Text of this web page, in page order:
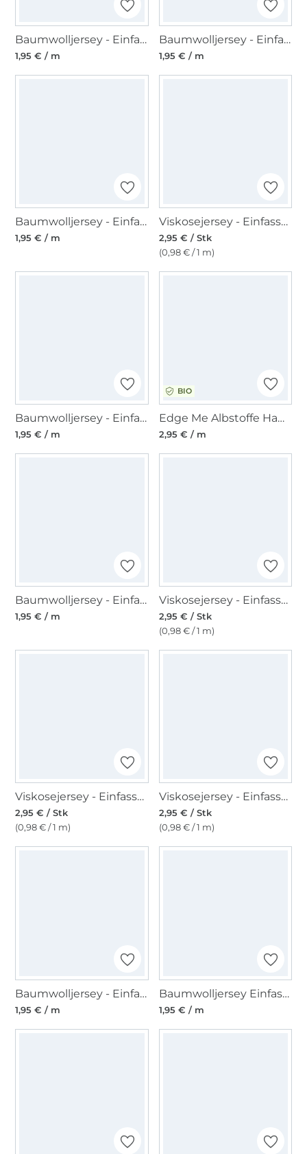
Baumwolljersey - Einfassband quer, oliv
1,95 € / m
Baumwolljersey - Einfassband quer, gelb
1,95 € / m
Baumwolljersey - Einfassband quer, petrol
1,95 € / m
Viskosejersey - Einfassband 3m, anthrazit
2,95 € / Stk
(0,98 € / 1 m)
Baumwolljersey - Einfassband quer, sand
1,95 € / m
BIO
Edge Me Albstoffe Hamburger Liebe Einfassband, wollweiss
2,95 € / m
Baumwolljersey - Einfassband quer, dunkelblau
1,95 € / m
Viskosejersey - Einfassband 3m, blasslila
2,95 € / Stk
(0,98 € / 1 m)
Viskosejersey - Einfassband 3m, olivgrün
2,95 € / Stk
(0,98 € / 1 m)
Viskosejersey - Einfassband 3m, jeansblau
2,95 € / Stk
(0,98 € / 1 m)
Baumwolljersey - Einfassband quer, blaugrau
1,95 € / m
Baumwolljersey Einfassband, marine
1,95 € / m